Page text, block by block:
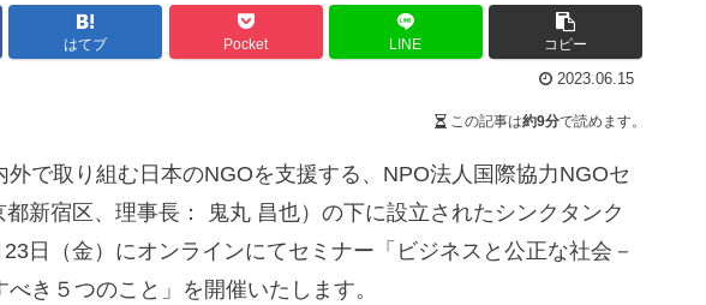
はてブ Pocket LINE コピー
2023.06.15
この記事は約9分で読めます。
で取り組む日本のNGOを支援する、NPO法人国際協力NGOセ
新宿区、理事長： 鬼丸 昌也）の下に設立されたシンクタンク
日（金）にオンラインにてセミナー「ビジネスと公正な社会－
き５つのこと」を開催いたします。